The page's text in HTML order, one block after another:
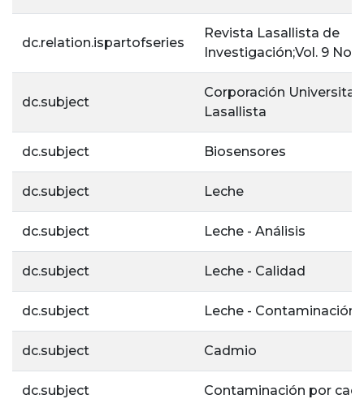
dc.relation.ispartofseries
Revista Lasallista de
Investigación;Vol. 9 No.
dc.subject
Corporación
Lasallista
dc.subject Biosensores
dc.subject Leche
dc.subject Leche - Análisis
dc.subject Leche - Calidad
dc.subject Leche - Contaminación
dc.subject Cadmio
dc.subject Contaminación por